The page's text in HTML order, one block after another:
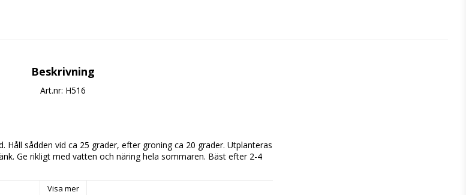
Beskrivning
Art.nr: H516
Håll sådden vid ca 25 grader, efter groning ca 20 grader. Utplanteras
Ge rikligt med vatten och näring hela sommaren. Bäst efter 2-4
Visa mer